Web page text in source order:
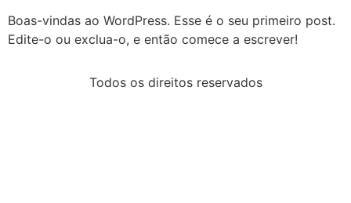
Boas-vindas ao WordPress. Esse é o seu primeiro post.
Edite-o ou exclua-o, e então comece a escrever!
Todos os direitos reservados